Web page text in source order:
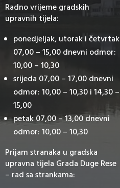
Radno vrijeme gradskih
upravnih tijela:
ponedjeljak, utorak i četvrtak
07,00 – 15,00 dnevni odmor:
10,00 – 10,30
srijeda 07,00 – 17,00 dnevni
odmor: 10,00 – 10,30 i 14,30 –
15,00
petak 07,00 – 13,00 dnevni
odmor: 10,00 – 10,30
Prijam stranaka u gradska
upravna tijela Grada Duge Rese
– rad sa strankama: